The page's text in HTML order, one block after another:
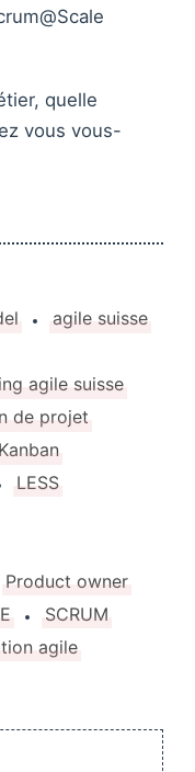
quelle
vous vous-
agile suisse
agile suisse
de projet
Kanban
LESS
Product owner
SCRUM
agile